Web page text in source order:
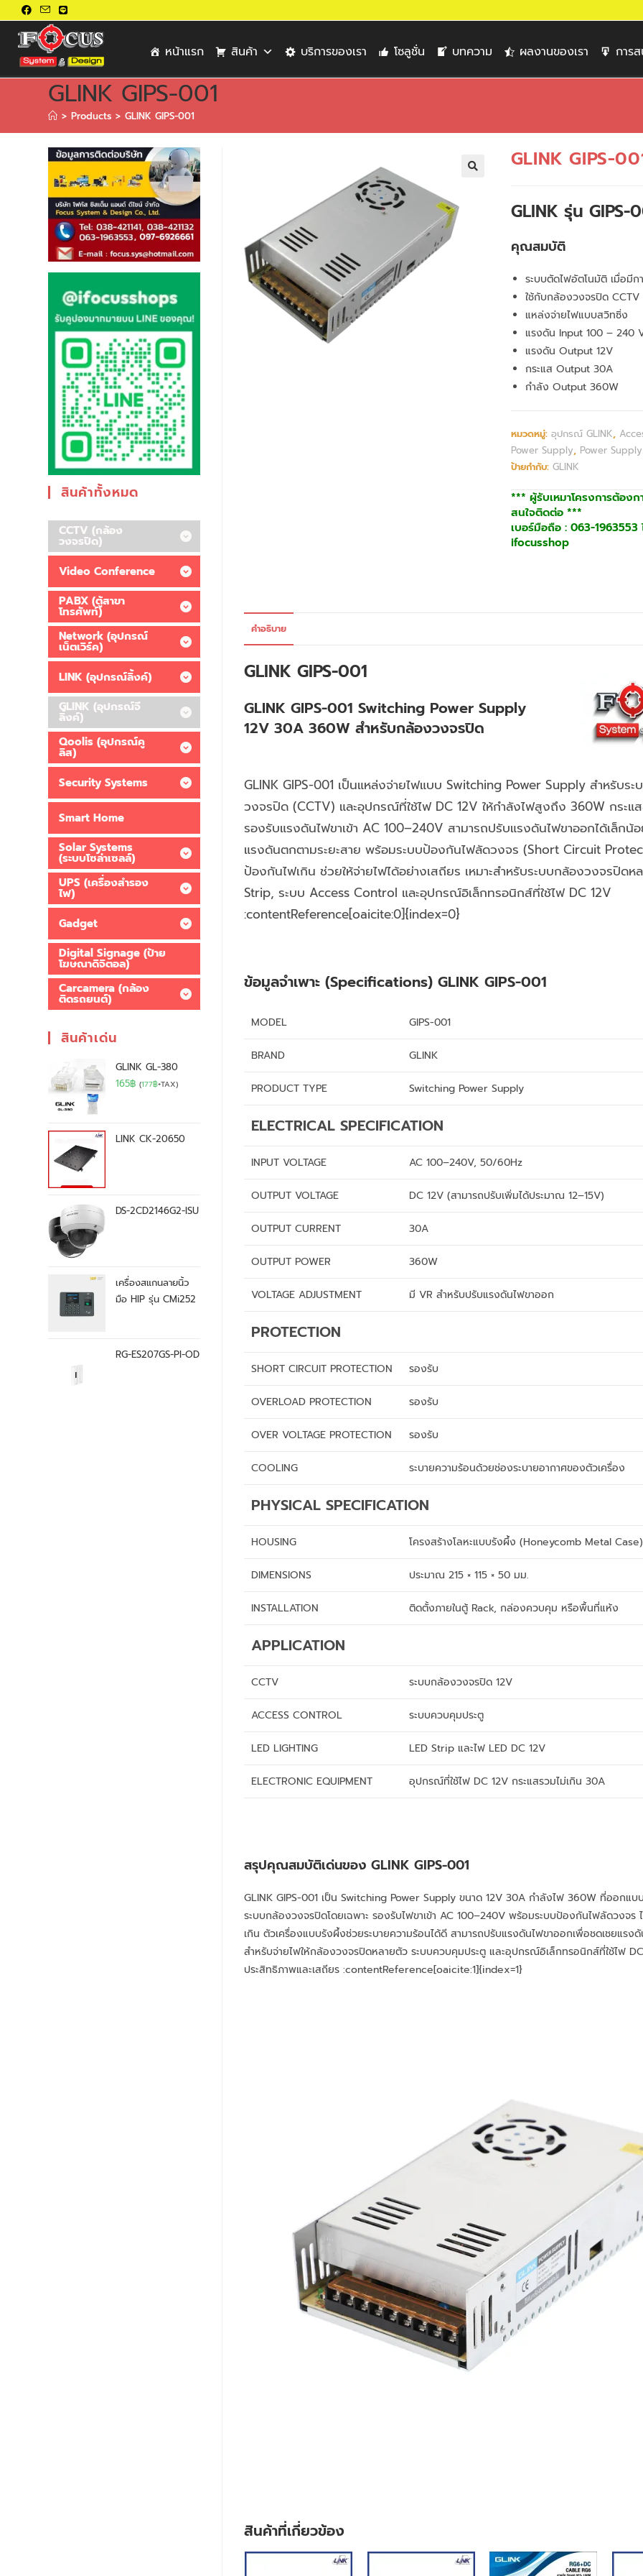
หน้าแรก สินค้า บริการของเรา โซลูชั่น บทความ ผลงานของเรา การ
GLINK GIPS-001
> Products > GLINK GIPS-001
GLINK GIPS-
GLINK รุ่น GIPS-
คุณสมบัติ
ระบบตัดไฟอัตโนมัติ เมื่อมีก
ใช้กับกล้องวงจรปิด CCTV
แหล่งจ่ายไฟแบบสวิทซิ่ง
แรงดัน Input 100 – 240
แรงดัน Output 12V
กระแส Output 30A
กำลัง Output 360W
หมวดหมู่: อุปกรณ์ GLINK,
Power Supply, Power
ป้ายกำกับ: GLINK
*** ผู้รับเหมาโครงการต้องก
สนใจติดต่อ ***
เบอร์มือถือ : 063-1963553
ifocusshop
คำอธิบาย
GLINK GIPS-001
GLINK GIPS-001 Switching Power Supply
12V 30A 360W สำหรับกล้องวงจรปิด
GLINK GIPS-001 เป็นแหล่งจ่ายไฟแบบ Switching Power Supply สำหรับร
วงจรปิด (CCTV) และอุปกรณ์ที่ใช้ไฟ DC 12V ให้กำลังไฟสูงถึง 360W กระ
รองรับแรงดันไฟขาเข้า AC 100–240V สามารถปรับแรงดันไฟขาออกได้เล็กน้
แรงดันตกตามระยะสาย พร้อมระบบป้องกันไฟลัดวงจร (Short Circuit
ป้องกันไฟเกิน ช่วยให้จ่ายไฟได้อย่างเสถียร เหมาะสำหรับระบบกล้องวงจรปิดห
Strip, ระบบ Access Control และอุปกรณ์อิเล็กทรอนิกส์ที่ใช้ไฟ DC 12V
:contentReference[oaicite:0]{index=0}
ข้อมูลจำเพาะ (Specifications) GLINK GIPS-001
MODEL GIPS-001
BRAND GLINK
PRODUCT TYPE Switching Power Supply
ELECTRICAL SPECIFICATION
INPUT VOLTAGE AC 100–240V, 50/60Hz
OUTPUT VOLTAGE DC 12V (สามารถปรับเพิ่มได้ประมาณ 12–15V)
OUTPUT CURRENT 30A
OUTPUT POWER 360W
VOLTAGE ADJUSTMENT มี VR สำหรับปรับแรงดันไฟขาออก
PROTECTION
SHORT CIRCUIT PROTECTION รองรับ
OVERLOAD PROTECTION รองรับ
OVER VOLTAGE PROTECTION รองรับ
COOLING ระบายความร้อนด้วยช่องระบายอากาศของตัวเครื่อง
PHYSICAL SPECIFICATION
HOUSING โครงสร้างโลหะแบบรังผึ้ง (Honeycomb Metal Case)
DIMENSIONS ประมาณ 215 × 115 × 50 มม.
INSTALLATION ติดตั้งภายในตู้ Rack, กล่องควบคุม หรือพื้นที่แห้ง
APPLICATION
CCTV ระบบกล้องวงจรปิด 12V
ACCESS CONTROL ระบบควบคุมประตู
LED LIGHTING LED Strip และไฟ LED DC 12V
ELECTRONIC EQUIPMENT อุปกรณ์ที่ใช้ไฟ DC 12V กระแสรวมไม่เกิน 30A
สรุปคุณสมบัติเด่นของ GLINK GIPS-001
GLINK GIPS-001 เป็น Switching Power Supply ขนาด 12V 30A กำลังไฟ 360W ที่ออกแบ
ระบบกล้องวงจรปิดโดยเฉพาะ รองรับไฟขาเข้า AC 100–240V พร้อมระบบป้องกันไฟลัดวงจร
เกิน ตัวเครื่องแบบรังผึ้งช่วยระบายความร้อนได้ดี สามารถปรับแรงดันไฟขาออกเพื่อชดเชยแรงดั
สำหรับจ่ายไฟให้กล้องวงจรปิดหลายตัว ระบบควบคุมประตู และอุปกรณ์อิเล็กทรอนิกส์ที่ใช้ไฟ
ประสิทธิภาพและเสถียร :contentReference[oaicite:1]{index=1}
สินค้าที่เกี่ยวข้อง
สินค้าทั้งหมด
CCTV (กล้อง
วงจรปิด)
Video Conference
PABX (ตู้สาขา
โทรศัพท์)
Network (อุปกรณ์
เน็ตเวิร์ค)
LINK (อุปกรณ์ลิ้งค์)
GLINK (อุปกรณ์จี
ลิ้งค์)
Qoolis (อุปกรณ์คู
ลิส)
Security Systems
Smart Home
Solar Systems
(ระบบโซล่าเซลล์)
UPS (เครื่องสำรอง
ไฟ)
Gadget
Digital Signage (ป้าย
โฆษณาดิจิตอล)
Carcamera (กล้อง
ติดรถยนต์)
สินค้าเด่น
GLINK GL-380
165฿ (177฿+TAX)
LINK CK-20650
DS-2CD2146G2-ISU
เครื่องสแกนลายนิ้ว
มือ HIP รุ่น CMi252
RG-ES207GS-PI-OD